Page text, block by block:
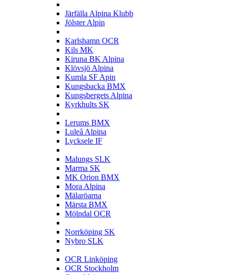
Järfälla Alpina Klubb
Jölster Alpin
Karlshamn OCR
Kils MK
Kiruna BK Alpina
Klövsjö Alpina
Kumla SF Apin
Kungsbacka BMX
Kungsbergets Alpina
Kyrkhults SK
Lerums BMX
Luleå Alpina
Lycksele IF
Malungs SLK
Marma SK
MK Orion BMX
Mora Alpina
Mälaröarna
Märsta BMX
Mölndal OCR
Norrköping SK
Nybro SLK
OCR Linköping
OCR Stockholm